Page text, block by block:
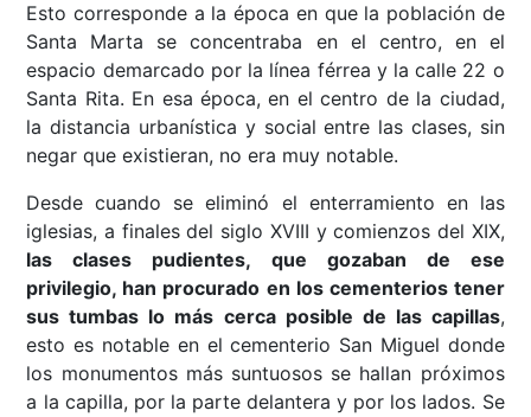
Esto corresponde a la época en que la población de
Santa Marta se concentraba en el centro, en el
espacio demarcado por la línea férrea y la calle 22 o
Santa Rita. En esa época, en el centro de la ciudad,
la distancia urbanística y social entre las clases, sin
negar que existieran, no era muy notable.
Desde cuando se eliminó el enterramiento en las
iglesias, a finales del siglo XVIII y comienzos del XIX,
las clases pudientes, que gozaban de ese
privilegio, han procurado en los cementerios tener
sus tumbas lo más cerca posible de las capillas,
esto es notable en el cementerio San Miguel donde
los monumentos más suntuosos se hallan próximos
a la capilla, por la parte delantera y por los lados. Se